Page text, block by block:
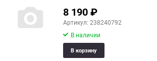
8 190₽
Артикул: 238240792
В наличии
В корзину